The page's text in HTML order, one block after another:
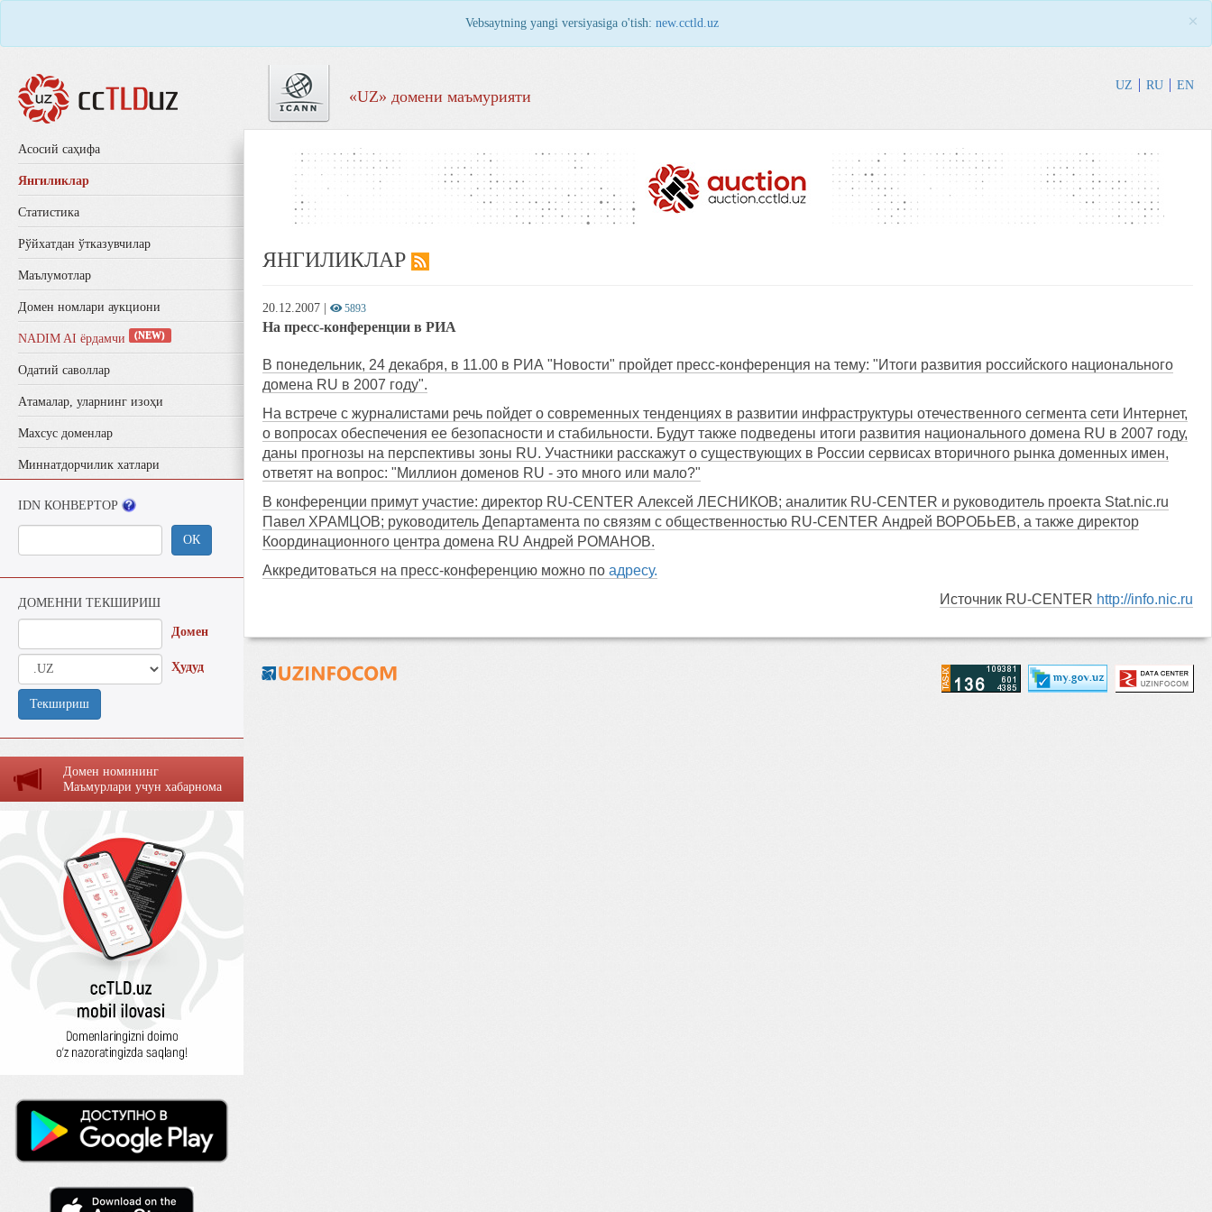
Vebsaytning yangi versiyasiga o'tish: new.cctld.uz ×
«UZ» домени маъмурияти
UZ RU EN
Aсосий саҳифа
Янгиликлар
Статистика
Рўйхатдан ўтказувчилар
Маълумотлар
Домен номлари аукциони
NADIM AI ёрдамчи (NEW)
Одатий саволлар
Aтамалар, уларнинг изоҳи
Махсус доменлар
Миннатдорчилик хатлари
IDN КОНВЕРТОР
ОК
ДОМЕННИ ТЕКШИРИШ
Домен
Ҳудуд
Текшириш
Домен номининг
Маъмурлaри учун хaбaрномa
ЯНГИЛИКЛАР
20.12.2007 5893
На пресс-конференции в РИА
В понедельник, 24 декабря, в 11.00 в РИА "Новости" пройдет пресс-конференция на тему: "Итоги развития российского национального
домена RU в 2007 году".
На встрече с журналистами речь пойдет о современных тенденциях в развитии инфраструктуры отечественного сегмента сети Интернет,
о вопросах обеспечения ее безопасности и стабильности. Будут также подведены итоги развития национального домена RU в 2007 году,
даны прогнозы на перспективы зоны RU. Участники расскажут о существующих в России сервисах вторичного рынка доменных имен,
ответят на вопрос: "Миллион доменов RU - это много или мало?"
В конференции примут участие: директор RU-CENTER Алексей ЛЕСНИКОВ; аналитик RU-CENTER и руководитель проекта Stat.nic.ru
Павел ХРАМЦОВ; руководитель Департамента по связям с общественностью RU-CENTER Андрей ВОРОБЬЕВ, а также директор
Координационного центра домена RU Андрей РОМАНОВ.
Аккредитоваться на пресс-конференцию можно по адресу.
Источник RU-CENTER http://info.nic.ru